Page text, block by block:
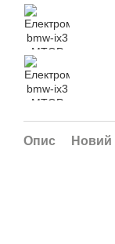
Опис Новий